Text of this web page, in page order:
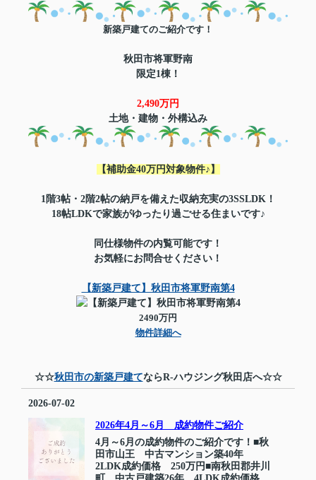
新築戸建てのご紹介です！
秋田市将軍野南
限定1棟！
2,490万円
土地・建物・外構込み
【補助金40万円対象物件♪】
1階3帖・2階2帖の納戸を備えた収納充実の3SSLDK！
18帖LDKで家族がゆったり過ごせる住まいです♪
同仕様物件の内覧可能です！
お気軽にお問合せください！
【新築戸建て】秋田市将軍野南第4
2490万円
物件詳細へ
☆☆秋田市の新築戸建てならR-ハウジング秋田店へ☆☆
2026-07-02
2026年4月～6月 成約物件ご紹介
4月～6月の成約物件のご紹介です！■秋
田市山王 中古マンション築40年
2LDK成約価格 250万円■南秋田郡井川